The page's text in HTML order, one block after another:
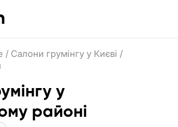
/ Салони грумінгу у Києві /
у
районі